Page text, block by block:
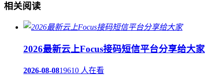
相关阅读
2026最新云上Focus接码短信平台分享给大家
2026-08-0819610 人在看